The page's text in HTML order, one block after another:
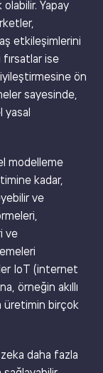
Yapay
etkileşimlerini
fırsatlar ise
ön
sayesinde,
yasal
modelleme
kadar,
ve
ve
IoT (internet
örneğin akıllı
üretimin birçok
daha fazla